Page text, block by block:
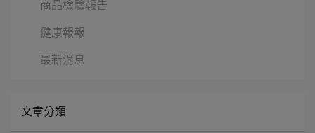
商品檢驗報告
健康報報
最新消息
文章分類